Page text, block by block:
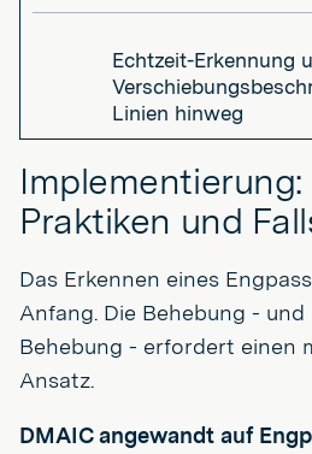
Echtzeit-Erkennung
Linien hinweg
Praktiken und
Das Erkennen eines
Anfang. Die Behebung -
Behebung - erfordert einen
Ansatz.
DMAIC angewandt auf